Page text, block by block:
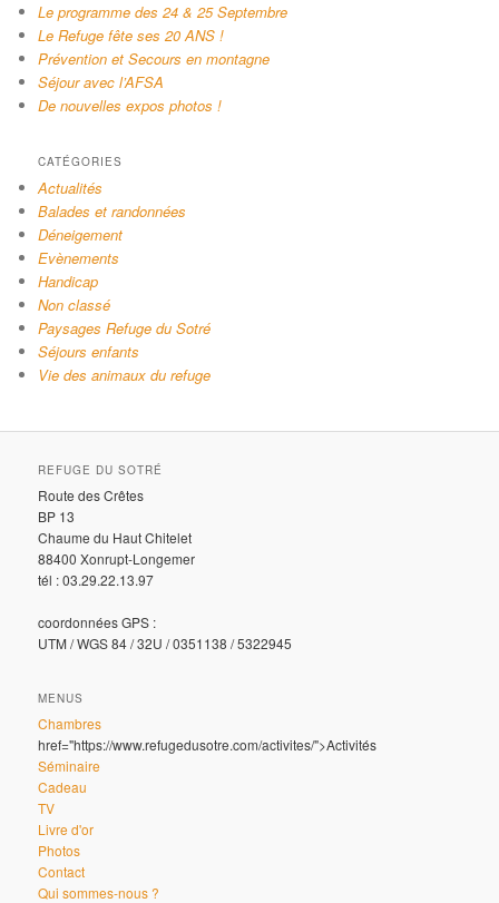
Le programme des 24 & 25 Septembre
Le Refuge fête ses 20 ANS !
Prévention et Secours en montagne
Séjour avec l’AFSA
De nouvelles expos photos !
CATÉGORIES
Actualités
Balades et randonnées
Déneigement
Evènements
Handicap
Non classé
Paysages Refuge du Sotré
Séjours enfants
Vie des animaux du refuge
REFUGE DU SOTRÉ
Route des Crêtes
BP 13
Chaume du Haut Chitelet
88400 Xonrupt-Longemer
tél : 03.29.22.13.97
coordonnées GPS :
UTM / WGS 84 / 32U / 0351138 / 5322945
MENUS
Chambres
href="https://www.refugedusotre.com/activites/">Activités
Séminaire
Cadeau
TV
Livre d'or
Photos
Contact
Qui sommes-nous ?